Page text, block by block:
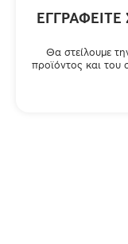
Θα στείλουμε
προϊόντος και του